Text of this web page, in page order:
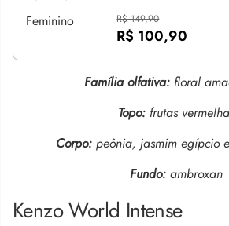
R$ 149,90
R$ 100,90
Família olfativa: floral
Topo: frutas
Corpo: peônia, jasmim egípcio
Fundo: ambroxan
Kenzo World Intense